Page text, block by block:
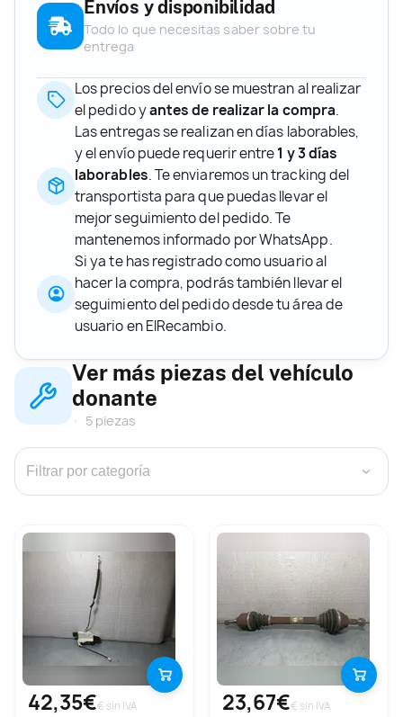
Envíos y disponibilidad
Todo lo que necesitas saber sobre tu
entrega
Los precios del envío se muestran al realizar
el pedido yantes de realizar la compra.
Las entregas se realizan en días laborables,
y el envío puede requerir entre1 y 3 días
laborables. Te enviaremos un tracking del
transportista para que puedas llevar el
mejor seguimiento del pedido. Te
mantenemos informado por WhatsApp.
Si ya te has registrado como usuario al
hacer la compra, podrás también llevar el
seguimiento del pedido desde tu área de
usuario en ElRecambio.
Ver más piezas del vehículo
donante
5 piezas
›
42,35€€ sin IVA 23,67€€ sin IVA